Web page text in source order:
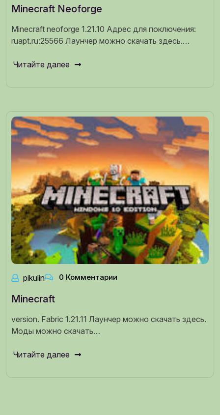
Minecraft Neoforge
Minecraft neoforge 1.21.10 Адрес для поключения:
ruapt.ru:25566 Лаунчер можно скачать здесь.…
Читайте далее
pikulin 0 Комментарии
Minecraft
version. Fabric 1.21.11 Лаунчер можно скачать здесь.
Моды можно скачать…
Читайте далее